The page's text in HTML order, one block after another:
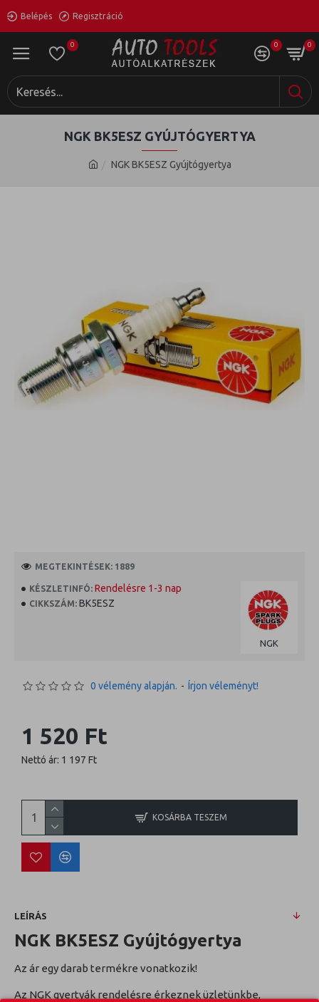
Belépés Regisztráció
0 0 0
NGK BK5ESZ Gyújtógyertya
NGK BK5ESZ GYÚJTÓGYERTYA
KÉSZLETINFÓ: Rendelésre 1-3 nap
CIKKSZÁM: BK5ESZ
NGK
MEGTEKINTÉSEK: 1889
0 vélemény alapján. - Írjon véleményt!
1 520 Ft
Nettó ár: 1 197 Ft
KOSÁRBA TESZEM
LEÍRÁS
NGK BK5ESZ Gyújtógyertya
Az ár egy darab termékre vonatkozik!
Az NGK gyertyák rendelésre érkeznek üzletünkbe,